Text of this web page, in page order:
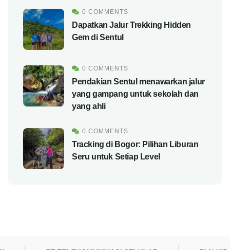
0 COMMENTS
Dapatkan Jalur Trekking Hidden
Gem di Sentul
0 COMMENTS
Pendakian Sentul menawarkan jalur
yang gampang untuk sekolah dan
yang ahli
0 COMMENTS
Tracking di Bogor: Pilihan Liburan
Seru untuk Setiap Level